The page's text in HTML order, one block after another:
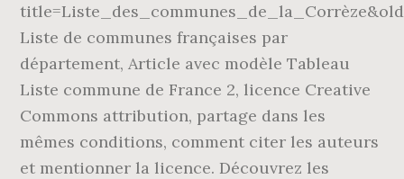
Liste de communes françaises par
département, Article avec modèle Tableau
Liste commune de France 2, licence Creative
Commons attribution, partage dans les
mêmes conditions, comment citer les auteurs
et mentionner la licence. Découvrez les